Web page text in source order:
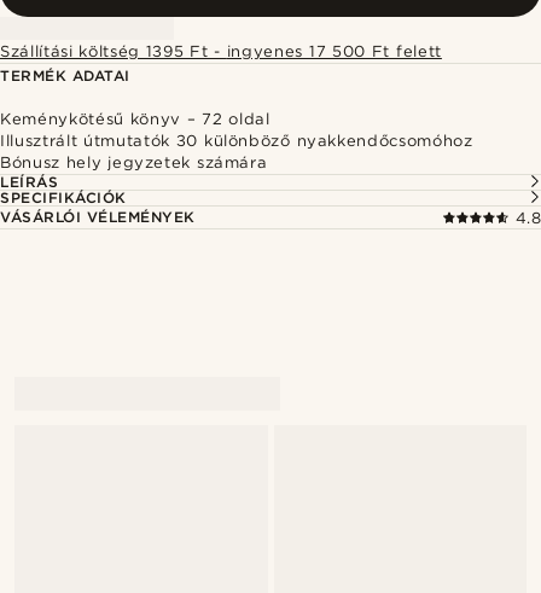
Szállítási költség 1395 Ft - ingyenes 17 500 Ft felett
TERMÉK ADATAI
Keménykötésű könyv – 72 oldal
Illusztrált útmutatók 30 különböző nyakkendőcsomóhoz
Bónusz hely jegyzetek számára
LEÍRÁS
SPECIFIKÁCIÓK
VÁSÁRLÓI VÉLEMÉNYEK
4.8